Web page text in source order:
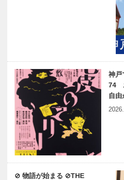
神戸
74
自
⊘ 物語が始まる ⊘THE